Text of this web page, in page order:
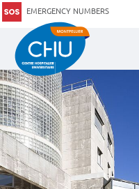
EMERGENCY NUMBERS